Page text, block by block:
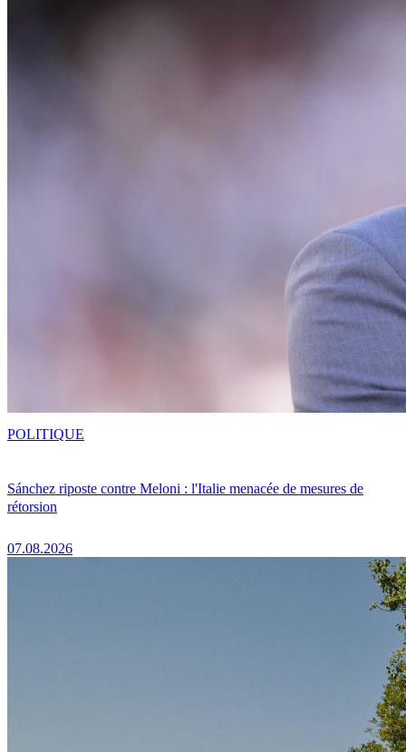
Sánchez riposte contre Meloni : l'Italie menacée de mesures de
rétorsion
07.08.2026
POLITIQUE